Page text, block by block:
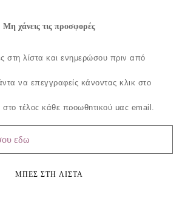
Μη χάνεις τις προσφορές
στη λίστα και ενημερώσου πριν από
να επεγγραφείς κάνοντας κλικ στο
στο τέλος κάθε προωθητικού μας email.
ΜΠΕΣ ΣΤΗ ΛΙΣΤΑ